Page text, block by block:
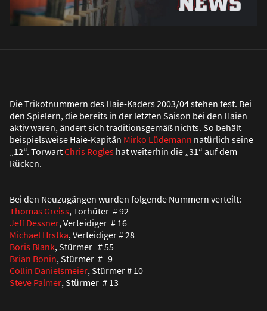
Die Trikotnummern des Haie-Kaders 2003/04 stehen fest. Bei
den Spielern, die bereits in der letzten Saison bei den Haien
aktiv waren, ändert sich traditionsgemäß nichts. So behält
beispielsweise Haie-Kapitän Mirko Lüdemann natürlich seine
„12“. TorwartChris Rogles hat weiterhin die „31“ auf dem
Rücken.
Bei den Neuzugängen wurden folgende Nummern verteilt:
Thomas Greiss, Torhüter # 92
Jeff Dessner, Verteidiger # 16
Michael Hrstka, Verteidiger # 28
Boris Blank, Stürmer # 55
Brian Bonin, Stürmer # 9
Collin Danielsmeier, Stürmer # 10
Steve Palmer, Stürmer # 13